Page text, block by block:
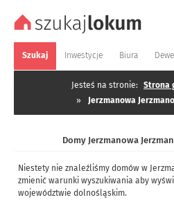
Szukaj Inwestycje Biura
Jesteś na stronie: Strona
»
Jerzmanowa
Domy Jerzmanowa
Niestety nie znaleźliśmy domów w
zmienić warunki wyszukiwania aby
województwie dolnośląskim.